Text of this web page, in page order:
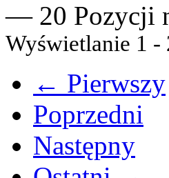
— 20 Pozycji
Wyświetlanie 1 -
← Pierwszy
Poprzedni
Następny